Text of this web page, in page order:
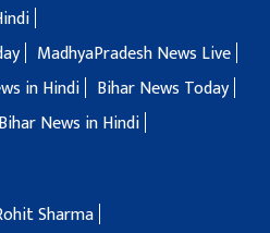
MadhyaPradesh News Live
in Hindi
Bihar News Today
News in Hindi
Sharma